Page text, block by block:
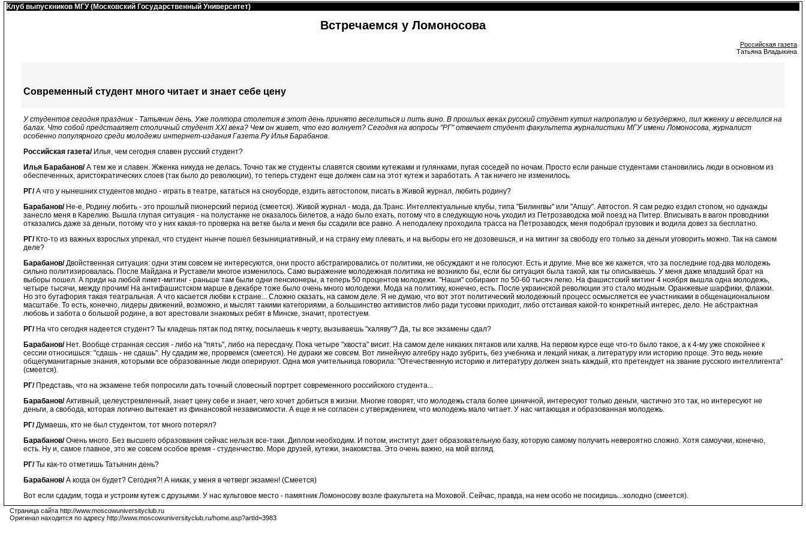
Клуб выпускников МГУ (Московский Государственный Университет)
Встречаемся у Ломоносова
Российская газета
Татьяна Владыкина
Современный студент много читает и знает себе цену
У студентов сегодня праздник - Татьянин день. Уже полтора столетия в этот день принято веселиться и пить вино. В прошлых веках русский студент кутил напропалую и безудержно, пил жженку и веселился на
балах. Что собой представляет столичный студент XXI века? Чем он живет, что его волнует? Сегодня на вопросы "РГ" отвечает студент факультета журналистики МГУ имени Ломоносова, журналист
особенно популярного среди молодежи интернет-издания Газета.Ру Илья Барабанов.
Российская газета/ Илья, чем сегодня славен русский студент?
Илья Барабанов/А тем же и славен. Жженка никуда не делась. Точно так же студенты славятся своими кутежами и гулянками, пугая соседей по ночам. Просто если раньше студентами становились люди в основном из
обеспеченных, аристократических слоев (так было до революции), то теперь студент еще должен сам на этот кутеж и заработать. А так ничего не изменилось.
РГ/А что у нынешних студентов модно - играть в театре, кататься на сноуборде, ездить автостопом, писать в Живой журнал, любить родину?
Барабанов/ Не-е, Родину любить - это прошлый пионерский период (смеется). Живой журнал - мода, да.Транс. Интеллектуальные клубы, типа "Билингвы" или "Апшу". Автостоп. Я сам редко ездил стопом, но однажды
занесло меня в Карелию. Вышла глупая ситуация - на полустанке не оказалось билетов, а надо было ехать, потому что в следующую ночь уходил из Петрозаводска мой поезд на Питер. Вписывать в вагон проводники
отказались даже за деньги, потому что у них какая-то проверка на ветке была и меня бы ссадили все равно. А неподалеку проходила трасса на Петрозаводск, меня подобрал грузовик и водила довез за бесплатно.
РГ/ Кто-то из важных взрослых упрекал, что студент нынче пошел безынициативный, и на страну ему плевать, и на выборы его не дозовешься, и на митинг за свободу его только за деньги уговорить можно. Так на самом
деле?
Барабанов/ Двойственная ситуация: одни этим совсем не интересуются, они просто абстрагировались от политики, не обсуждают и не голосуют. Есть и другие. Мне все же кажется, что за последние год-два молодежь
сильно политизировалась. После Майдана и Руставели многое изменилось. Само выражение молодежная политика не возникло бы, если бы ситуация была такой, как ты описываешь. У меня даже младший брат на
выборы пошел. А приди на любой пикет-митинг - раньше там были одни пенсионеры, а теперь 50 процентов молодежи. "Наши" собирают по 50-60 тысяч легко. На фашистский митинг 4 ноября вышла одна молодежь,
четыре тысячи, между прочим! На антифашистском марше в декабре тоже было очень много молодежи. Мода на политику, конечно, есть. После украинской революции это стало модным. Оранжевые шарфики, флажки.
Но это бутафория такая театральная. А что касается любви к стране... Сложно сказать, на самом деле. Я не думаю, что вот этот политический молодежный процесс осмысляется ее участниками в общенациональном
масштабе. То есть, конечно, лидеры движений, возможно, и мыслят такими категориями, а большинство активистов либо ради тусовки приходит, либо отстаивая какой-то конкретный интерес, дело. Не абстрактная
любовь и забота о большой родине, а вот арестовали знакомых ребят в Минске, значит, протестуем.
РГ/ На что сегодня надеется студент? Ты кладешь пятак под пятку, посылаешь к черту, вызываешь "халяву"? Да, ты все экзамены сдал?
Барабанов/ Нет. Вообще странная сессия - либо на "пять", либо на пересдачу. Пока четыре "хвоста" висит. На самом деле никаких пятаков или халяв. На первом курсе еще что-то было такое, а к 4-му уже спокойнее к
сессии относишься: "сдашь - не сдашь". Ну сдадим же, прорвемся (смеется). Не дураки же совсем. Вот линейную алгебру надо зубрить, без учебника и лекций никак, а литературу или историю проще. Это ведь некие
общегуманитарные знания, которыми все образованные люди оперируют. Одна моя учительница говорила: "Отечественную историю и литературу должен знать каждый, кто претендует на звание русского интеллигента"
(смеется).
РГ/ Представь, что на экзамене тебя попросили дать точный словесный портрет современного российского студента...
Барабанов/Активный, целеустремленный, знает цену себе и знает, чего хочет добиться в жизни. Многие говорят, что молодежь стала более циничной, интересуют только деньги, частично это так, но интересуют не
деньги, а свобода, которая логично вытекает из финансовой независимости. А еще я не согласен с утверждением, что молодежь мало читает. У нас читающая и образованная молодежь.
РГ/ Думаешь, кто не был студентом, тот много потерял?
Барабанов/Очень много. Без высшего образования сейчас нельзя все-таки. Диплом необходим. И потом, институт дает образовательную базу, которую самому получить невероятно сложно. Хотя самоучки, конечно,
есть. Ну и, самое главное, это же совсем особое время - студенчество. Море друзей, кутежи, знакомства. Это очень важно, на мой взгляд.
РГ/Ты как-то отметишь Татьянин день?
Барабанов/А когда он будет? Сегодня?! А никак, у меня в четверг экзамен! (Смеется)
Вот если сдадим, тогда и устроим кутеж с друзьями. У нас культовое место - памятник Ломоносову возле факультета на Моховой. Сейчас, правда, на нем особо не посидишь...холодно (смеется).
Страница сайта http://www.moscowuniversityclub.ru
Оригинал находится по адресу http://www.moscowuniversityclub.ru/home.asp?artId=3983